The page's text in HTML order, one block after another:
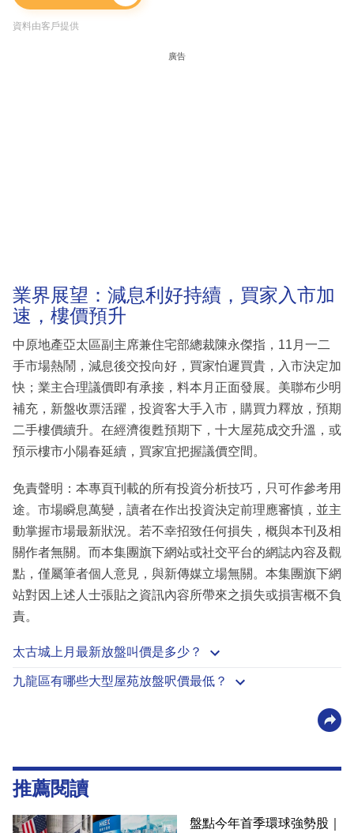
資料由客戶提供
廣告
業界展望：減息利好持續，買家入市加
速，樓價預升
中原地產亞太區副主席兼住宅部總裁陳永傑指，11月一二
手市場熱鬧，減息後交投向好，買家怕遲買貴，入市決定加
快；業主合理議價即有承接，料本月正面發展。美聯布少明
補充，新盤收票活躍，投資客大手入市，購買力釋放，預期
二手樓價續升。在經濟復甦預期下，十大屋苑成交升溫，或
預示樓市小陽春延續，買家宜把握議價空間。
免責聲明：本專頁刊載的所有投資分析技巧，只可作參考用
途。市場瞬息萬變，讀者在作出投資決定前理應審慎，並主
動掌握市場最新狀況。若不幸招致任何損失，概與本刊及相
關作者無關。而本集團旗下網站或社交平台的網誌內容及觀
點，僅屬筆者個人意見，與新傳媒立場無關。本集團旗下網
站對因上述人士張貼之資訊內容所帶來之損失或損害概不負
責。
太古城上月最新放盤叫價是多少？
九龍區有哪些大型屋苑放盤呎價最低？
推薦閱讀
盤點今年首季環球強勢股｜